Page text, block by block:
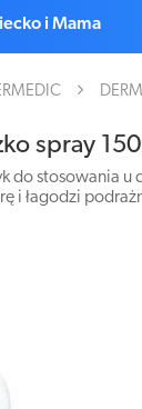
i Mama
spray
do stosowania
i łagodzi